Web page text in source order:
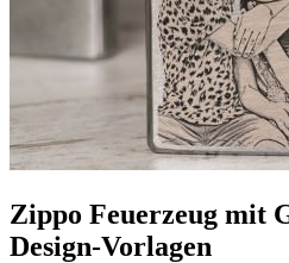
Zippo Feuerzeug mit
Design-Vorlagen